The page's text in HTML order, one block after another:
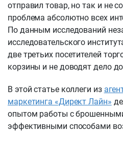
отправил товар, но так и не
проблема абсолютно всех
По данным исследований
исследовательского
две третьих посетителей
корзины и не доводят дело
В этой статье коллеги из
маркетинга «Директ Лайн»
опытом работы с
эффективными способами